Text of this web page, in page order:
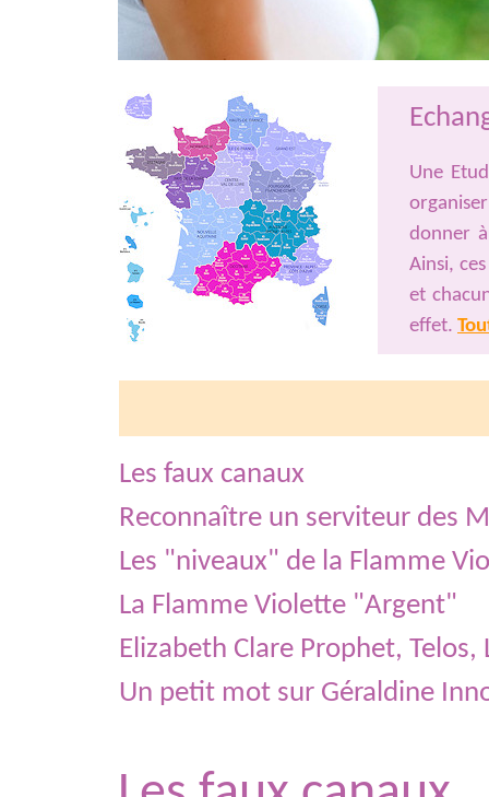
Une
donner
Ainsi,
et
effet.
Les faux canaux
Reconnaître un serviteur des
Les "niveaux" de la Flamme
La Flamme Violette "Argent"
Elizabeth Clare Prophet, Telos,
Un petit mot sur Géraldine